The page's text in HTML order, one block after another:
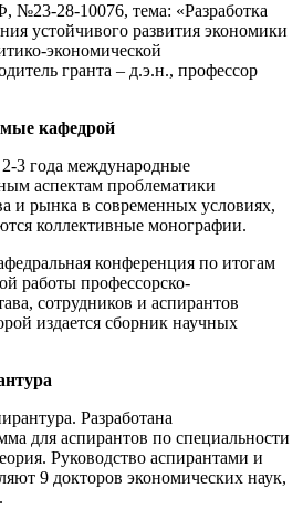
№23-28-10076, тема: «Разработка
устойчивого развития экономики
экономической
гранта – д.э.н., профессор
кафедрой
3 года международные
аспектам проблематики
и рынка в современных условиях,
коллективные монографии.
конференция по итогам
работы профессорско-
сотрудников и аспирантов
издается сборник научных
Разработана
для аспирантов по специальности
Руководство аспирантами и
9 докторов экономических наук,